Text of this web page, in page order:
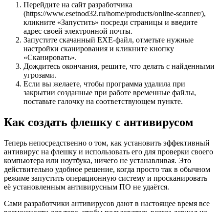
Перейдите на сайт разработчика
(https://www.esetnod32.ru/home/products/online-scanner/),
кликните «Запустить» посреди страницы и введите
адрес своей электронной почты.
Запустите скачанный EXE-файл, отметьте нужные
настройки сканирования и кликните кнопку
«Сканировать».
Дождитесь окончания, решите, что делать с найденными
угрозами.
Если вы желаете, чтобы программа удалила при
закрытии созданные при работе временные файлы,
поставьте галочку на соответствующем пункте.
Как создать флешку с антивирусом
Теперь непосредственно о том, как установить эффективный
антивирус на флешку и использовать его для проверки своего
компьютера или ноутбука, ничего не устанавливая. Это
действительно удобное решение, когда просто так в обычном
режиме запустить операционную систему и просканировать
её установленным антивирусным ПО не удаётся.
Сами разработчики антивирусов дают в настоящее время все